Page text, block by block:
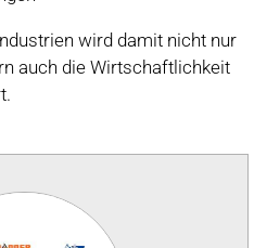
wird damit nicht nur
auch die Wirtschaftlichkeit